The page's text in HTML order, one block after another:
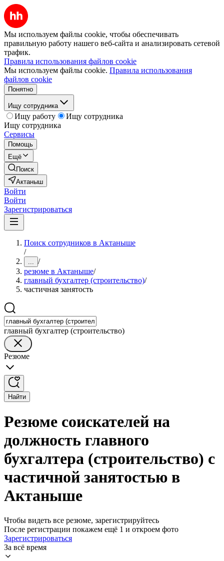
Мы используем файлы cookie, чтобы обеспечивать
правильную работу нашего веб-сайта и анализировать сетевой
трафик.
Правила использования файлов cookie
Мы используем файлы cookie. Правила использования
файлов cookie
Понятно
Ищу сотрудника
Ищу работу
Ищу сотрудника
Ищу сотрудника
Сервисы
Помощь
Ещё
Поиск
Актаныш
Войти
Войти
Зарегистрироваться
Поиск сотрудников в Актаныше
/
... /
резюме в Актаныше/
главный бухгалтер (строительство)/
частичная занятость
главный бухгалтер (строительство)
Резюме
Найти
Резюме соискателей на
должность главного
бухгалтера (строительство) с
частичной занятостью в
Актаныше
Чтобы видеть все резюме, зарегистрируйтесь
После регистрации покажем ещё 1 и откроем фото
Зарегистрироваться
За всё время